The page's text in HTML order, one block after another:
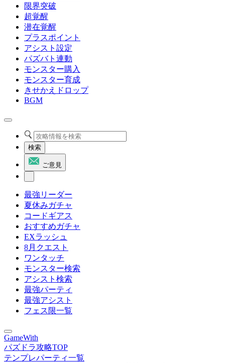
限界突破
超覚醒
潜在覚醒
プラスポイント
アシスト設定
パズバト連動
モンスター購入
モンスター育成
きせかえドロップ
BGM
検索
ご意見
最強リーダー
夏休みガチャ
コードギアス
おすすめガチャ
EXラッシュ
8月クエスト
ワンタッチ
モンスター検索
アシスト検索
最強パーティ
最強アシスト
フェス限一覧
GameWith
パズドラ攻略TOP
テンプレパーティ一覧